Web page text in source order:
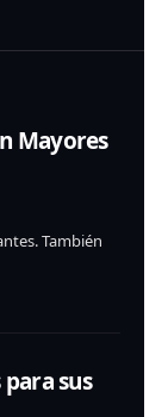
Mayores
También
sus